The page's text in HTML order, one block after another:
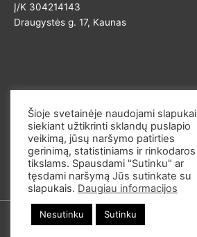
Į/K 304214143
Draugystės g. 17, Kaunas
El. p. info@omvi.lt
Tel. 862033145
© 2026
Šioje svetainėje naudojami slapukai
siekiant užtikrinti sklandų puslapio
veikimą, jūsų naršymo patirties
gerinimą, statistiniams ir rinkodaros
tikslams. Spausdami "Sutinku" ar
tęsdami naršymą Jūs sutinkate su
slapukais. Daugiau informacijos
Nesutinku Sutinku